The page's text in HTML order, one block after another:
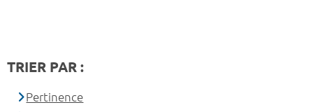
TRIER PAR :
Pertinence